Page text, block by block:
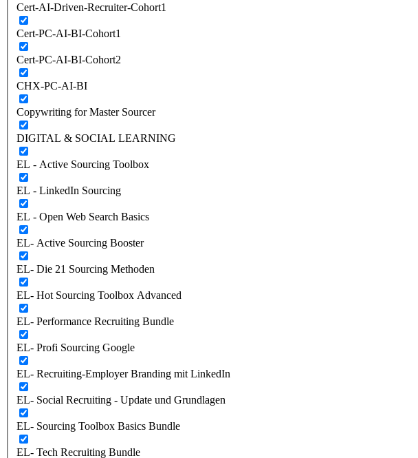
Cert-AI-Driven-Recruiter-Cohort1
Cert-PC-AI-BI-Cohort1
Cert-PC-AI-BI-Cohort2
CHX-PC-AI-BI
Copywriting for Master Sourcer
DIGITAL & SOCIAL LEARNING
EL - Active Sourcing Toolbox
EL - LinkedIn Sourcing
EL - Open Web Search Basics
EL- Active Sourcing Booster
EL- Die 21 Sourcing Methoden
EL- Hot Sourcing Toolbox Advanced
EL- Performance Recruiting Bundle
EL- Profi Sourcing Google
EL- Recruiting-Employer Branding mit LinkedIn
EL- Social Recruiting - Update und Grundlagen
EL- Sourcing Toolbox Basics Bundle
EL- Tech Recruiting Bundle